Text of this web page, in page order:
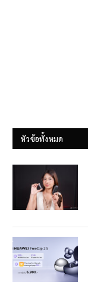
หัวข้อทั้งหมด